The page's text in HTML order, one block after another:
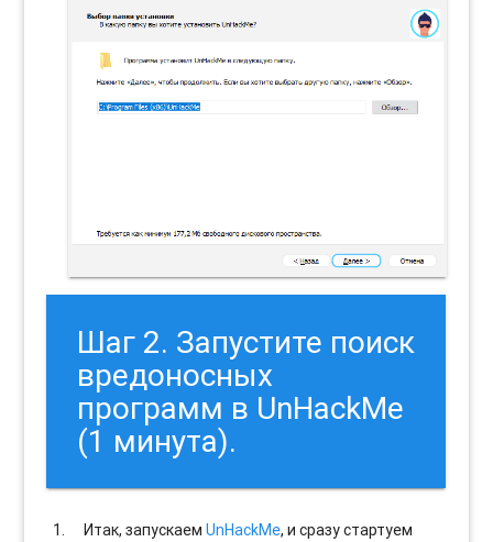
Шаг 2. Запустите поиск
вредоносных
программ в UnHackMe
(1 минута).
Итак, запускаемUnHackMe, и сразу стартуем